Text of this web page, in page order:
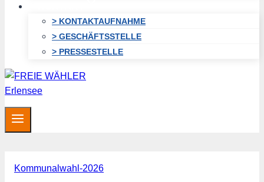
> KONTAKTAUFNAHME
> GESCHÄFTSSTELLE
> PRESSESTELLE
Kommunalwahl-2026